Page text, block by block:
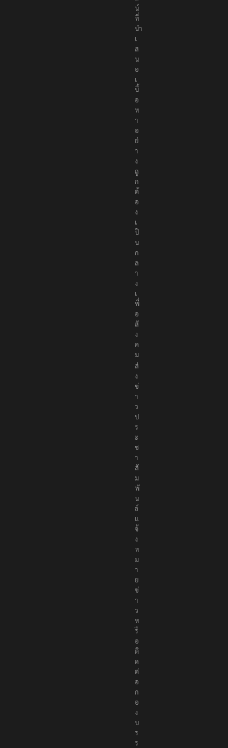
น์
ที่
นำ
เ
ส
น
อ
เ
นื้
อ
ห
า
อ
ย่
า
ง
ถู
ก
ต้
อ
ง
เ
ป็
น
ก
ล
า
ง
เ
พื่
อ
สั
ง
ค
ม
ส่
ง
ข่
า
ว
ป
ร
ะ
ช
า
สั
ม
พั
น
ธ์
แ
จ้
ง
ห
ม
า
ย
ข่
า
ว
ห
รื
อ
ติ
ด
ต่
อ
ก
อ
ง
บ
ร
ร